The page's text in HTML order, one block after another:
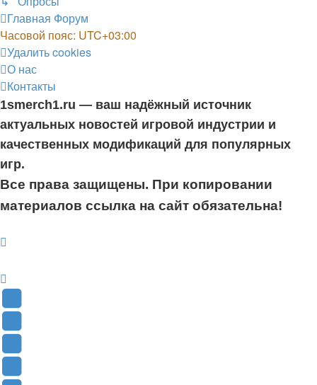
Главная Форум
Часовой пояс: UTC+03:00
Удалить cookies
О нас
Контакты
1smerch1.ru — ваш надёжный источник
актуальных новостей игровой индустрии и
качественных модификаций для популярных
игр.
Все права защищены. При копировании
материалов ссылка на сайт обязательна!